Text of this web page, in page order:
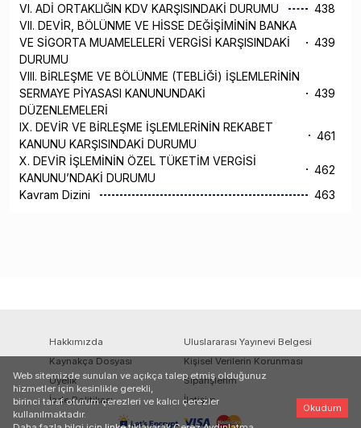
VI. ADİ ORTAKLIĞIN KDV KARŞISINDAKİ DURUMU
438
VII. DEVİR, BÖLÜNME VE HİSSE DEĞİŞİMİNİN BANKA
VE SİGORTA MUAMELELERİ VERGİSİ KARŞISINDAKİ
DURUMU
439
VIII. BİRLEŞME VE BÖLÜNME (TEBLİĞİ) İŞLEMLERİNİN
SERMAYE PİYASASI KANUNUNDAKİ
DÜZENLEMELERİ
439
IX. DEVİR VE BİRLEŞME İŞLEMLERİNİN REKABET
KANUNU KARŞISINDAKİ DURUMU
461
X. DEVİR İŞLEMİNİN ÖZEL TÜKETİM VERGİSİ
KANUNU’NDAKİ DURUMU
462
Kavram Dizini
463
Hakkımızda
Uluslararası Yayınevi Belgesi
Kaynakça Dosyası
Kişisel Verilerin Korunması
Üyelik
Siparişlerim
İade Politikası
İletişim
Web sitemizde sunulan ve açıkça talep etmiş olduğunuz
hizmetler için kesinlikle gerekli,
birinci taraf oturum çerezleri ve kalıcı çerezler
kullanılmaktadır.
Okudum